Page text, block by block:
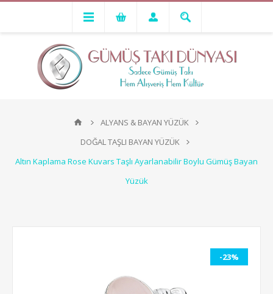
ALYANS & BAYAN YÜZÜK
DOĞAL TAŞLI BAYAN YÜZÜK
Altın Kaplama Rose Kuvars Taşlı Ayarlanabilir Boylu Gümüş Bayan
Yüzük
-23%